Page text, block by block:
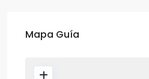
Mapa Guía